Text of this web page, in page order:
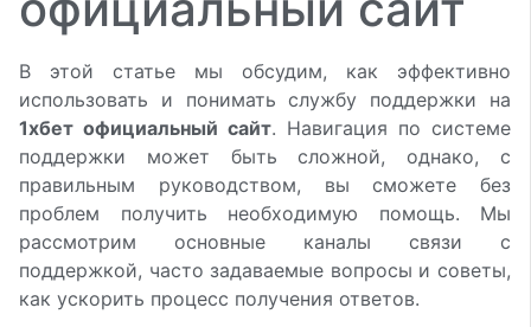
В этой статье мы обсудим, как эффективно
использовать и понимать службу поддержки на
1хбет официальный сайт. Навигация по системе
поддержки может быть сложной, однако, с
правильным руководством, вы сможете без
проблем получить необходимую помощь. Мы
рассмотрим основные каналы связи с
поддержкой, часто задаваемые вопросы и советы,
как ускорить процесс получения ответов.